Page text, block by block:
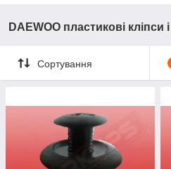
DAEWOO пластикові кліпси
Сортування